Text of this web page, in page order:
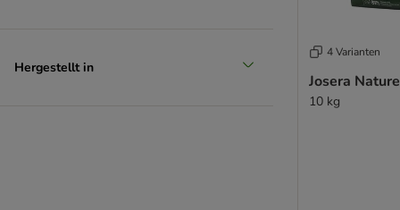
Hergestellt in
4 Varianten
Josera
10 kg